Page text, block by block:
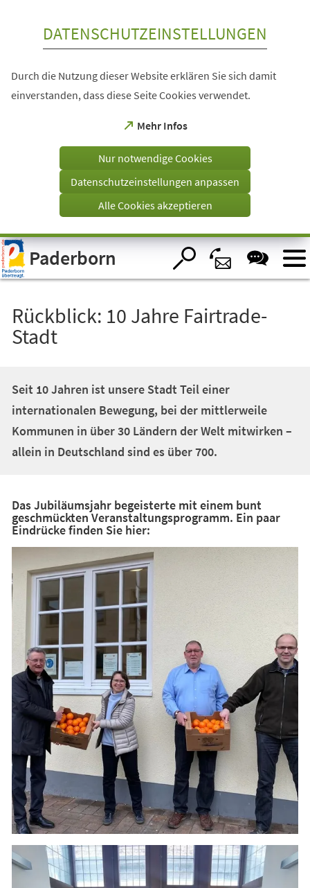
Visuelle
Assistenzsoftware
öffnen.
DATENSCHUTZEINSTELLUNGEN
Durch die Nutzung dieser Website erklären Sie sich damit
einverstanden, dass diese Seite Cookies verwendet.
Mehr Infos
(Öffnet
einem
Tab)
Nur notwendige Cookies
Datenschutzeinstellungen anpassen
Alle Cookies akzeptieren
Paderborn
Rückblick: 10 Jahre Fairtrade-
Stadt
Seit 10 Jahren ist unsere Stadt Teil einer
internationalen Bewegung, bei der mittlerweile
Kommunen in über 30 Ländern der Welt mitwirken –
allein in Deutschland sind es über 700.
Das Jubiläumsjahr begeisterte mit einem bunt
geschmückten Veranstaltungsprogramm. Ein paar
Eindrücke finden Sie hier: